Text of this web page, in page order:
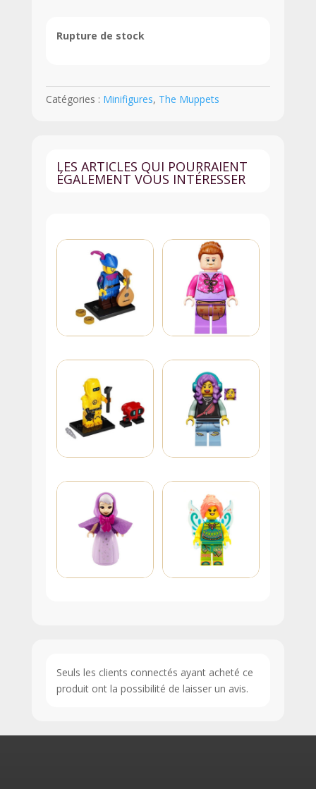
Rupture de stock
Catégories : Minifigures, The Muppets
LES ARTICLES QUI POURRAIENT
ÉGALEMENT VOUS INTÉRESSER
Seuls les clients connectés ayant acheté ce
produit ont la possibilité de laisser un avis.